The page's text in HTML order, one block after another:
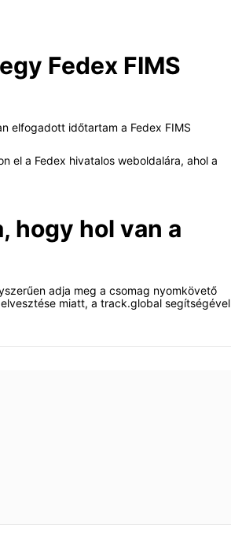
Fedex FIMS
elfogadott időtartam a Fedex FIMS
el a Fedex hivatalos weboldalára, ahol a
hogy hol van a
adja meg a csomag nyomkövető
miatt, a track.global segítségével